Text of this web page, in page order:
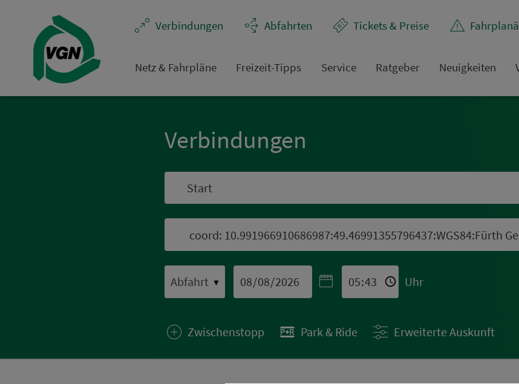
Ver­bin­dungen
Abfahrten Tickets & Preise
Netz & Fahrpläne Frei­zeit-Tipps Service Rat­ge­ber Neuigkeiten
Ver­bin­dungen
▼ Uhr
Zwischenstopp Park & Ride Erweiterte Auskunft